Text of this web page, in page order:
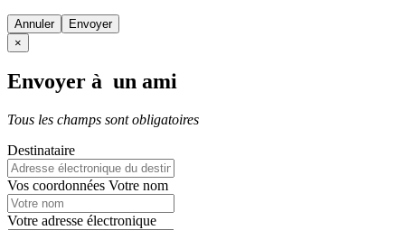
Annuler
×
Envoyer à un ami
Tous les champs sont obligatoires
Destinataire
Vos coordonnées Votre nom
Votre adresse électronique